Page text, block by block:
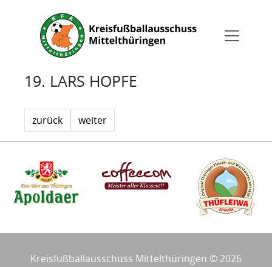
19. LARS HOPFE
zurück weiter
Kreisfußballausschuss Mittelthüringen © 2026